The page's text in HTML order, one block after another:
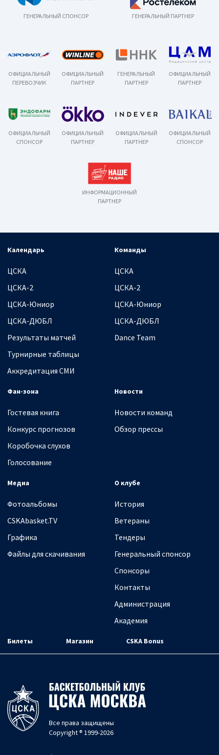
ГЕНЕРАЛЬНЫЙ СПОНСОР ГЕНЕРАЛЬНЫЙ ПАРТНЕР
ОФИЦИАЛЬНЫЙ
ПЕРЕВОЗЧИК
ОФИЦИАЛЬНЫЙ
ПАРТНЕР
ГЕНЕРАЛЬНЫЙ
ПАРТНЕР
ОФИЦИАЛЬНЫЙ
ПАРТНЕР
ОФИЦИАЛЬНЫЙ
СПОНСОР
ОФИЦИАЛЬНЫЙ
ПАРТНЕР
ОФИЦИАЛЬНЫЙ
ПАРТНЕР
ОФИЦИАЛЬНЫЙ
СПОНСОР
ИНФОРМАЦИОННЫЙ
ПАРТНЕР
Календарь
ЦСКА
ЦСКА-2
ЦСКА-Юниор
ЦСКА-ДЮБЛ
Результаты матчей
Турнирные таблицы
Аккредитация СМИ
Команды
ЦСКА
ЦСКА-2
ЦСКА-Юниор
ЦСКА-ДЮБЛ
Dance Team
Фан-зона
Гостевая книга
Конкурс прогнозов
Коробочка слухов
Голосование
Новости
Новости команд
Обзор прессы
Медиа
Фотоальбомы
CSKAbasket.TV
Графика
Файлы для скачивания
О клубе
История
Ветераны
Тендеры
Генеральный спонсор
Спонсоры
Контакты
Администрация
Академия
Билеты Магазин CSKA Bonus
Все права защищены
Copyright ® 1999-2026